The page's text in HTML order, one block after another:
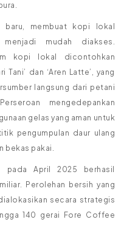
baru, membuat kopi lokal
menjadi mudah diakses.
kopi lokal dicontohkan
dan ‘Aren Latte’, yang
langsung dari petani
mengedepankan
gelas yang aman untuk
pengumpulan daur ulang
bekas pakai.
pada April 2025 berhasil
Perolehan bersih yang
secara strategis
140 gerai Fore Coffee